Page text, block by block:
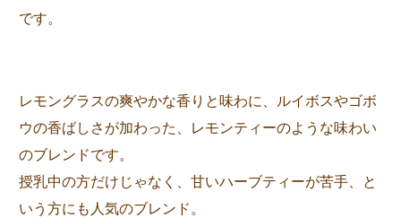
です。
レモングラスの爽やかな香りと味わに、ルイボスやゴボ
ウの香ばしさが加わった、レモンティーのような味わい
のブレンドです。
授乳中の方だけじゃなく、甘いハーブティーが苦手、と
いう方にも人気のブレンド。